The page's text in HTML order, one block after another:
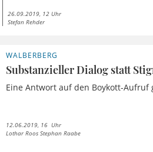
26.09.2019, 12 Uhr
Stefan Rehder
WALBERBERG
Substanzieller Dialog statt
Eine Antwort auf den Boykott-
12.06.2019, 16 Uhr
Lothar Roos Stephan Raabe